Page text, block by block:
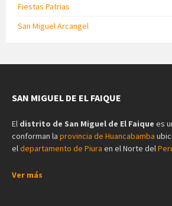
Fiestas Patrias
San Miguel Arcangel
SAN MIGUEL DE EL FAIQUE
El distrito de San Miguel de El Faique es
conforman la provincia de Huancabamba
eldepartamento de Piura en el Norte del
Ver más